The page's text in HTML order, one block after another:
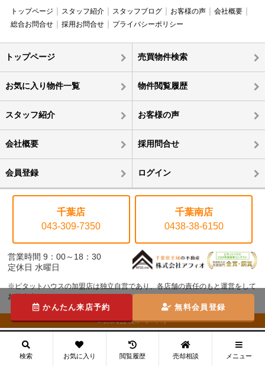
トップページ スタッフ紹介 スタッフブログ お客様の声
会社概要
総合お問合せ
採用お問合せ プライバシーポリシー
トップページ 売買物件検索
お気に入り物件一覧 物件閲覧履歴
スタッフ紹介 お客様の声
会社概要 採用問合せ
会員登録 ログイン
千葉店
043-309-7350
千葉南店
0438-38-6150
営業時間 9：00～18：30
定休日 水曜日
※ピタットハウスの加盟店は独立自営であり、各店舗の責任のもと運営をして
おります。
©株式会社アフィオ
かんたん来店予約 無料会員登録
検索 お気に入り 閲覧履歴 売却相談 メニュー